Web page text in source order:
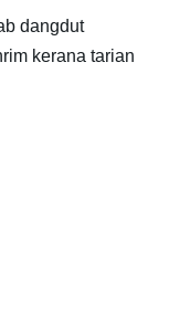
dangdut
kerana tarian